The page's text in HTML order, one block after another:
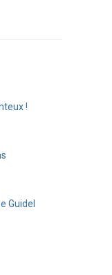
!
Guidel